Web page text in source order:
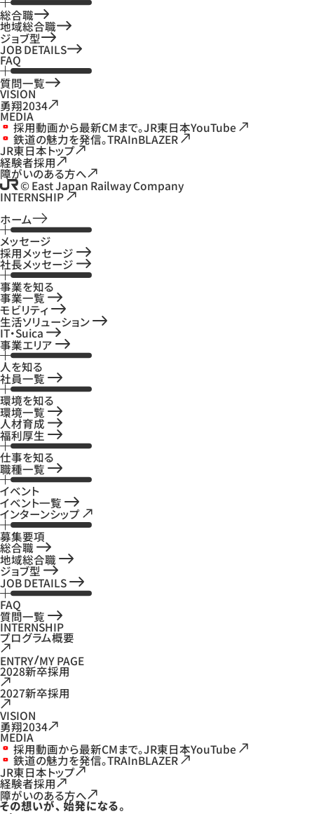
総合職
地域総合職
ジョブ型
JOB DETAILS
FAQ
質問一覧
VISION
勇翔2034
MEDIA
採用動画から最新CMまで。JR東日本YouTube
鉄道の魅力を発信。TRAInBLAZER
JR東日本トップ
経験者採用
障がいのある方へ
© East Japan Railway Company
INTERNSHIP
ホーム
メッセージ
採用メッセージ
社長メッセージ
事業を知る
事業一覧
モビリティ
生活ソリューション
IT・Suica
事業エリア
人を知る
社員一覧
環境を知る
環境一覧
人材育成
福利厚生
仕事を知る
職種一覧
イベント
イベント一覧
インターンシップ
募集要項
総合職
地域総合職
ジョブ型
JOB DETAILS
FAQ
質問一覧
INTERNSHIP
プログラム概要
ENTRY MY PAGE
2028新卒採用
2027新卒採用
VISION
勇翔2034
MEDIA
採用動画から最新CMまで。JR東日本YouTube
鉄道の魅力を発信。TRAInBLAZER
JR東日本トップ
経験者採用
障がいのある方へ